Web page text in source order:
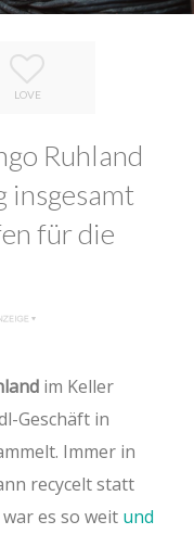
LOVE
Ruhland
insgesamt
für die
im Keller
Geschäft in
Immer in
recycelt statt
es so weit und